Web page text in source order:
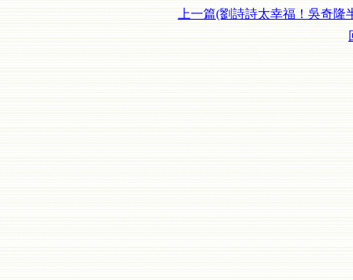
上一篇(劉詩詩太幸福！吳奇隆